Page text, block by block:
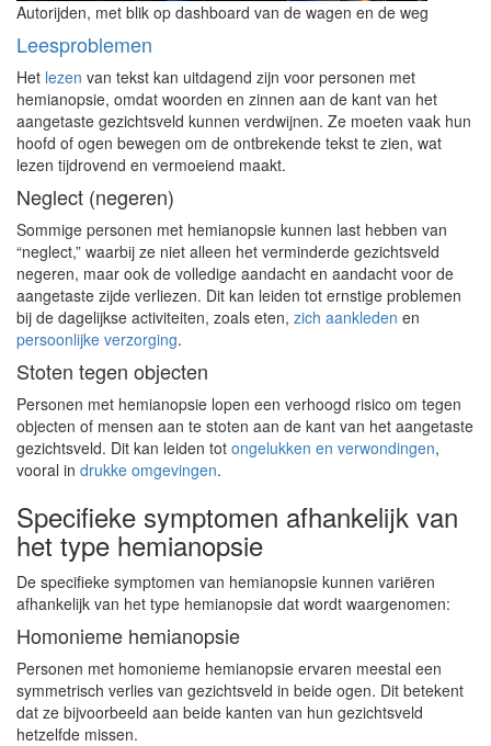
Autorijden, met blik op dashboard van de wagen en de weg
Leesproblemen
Het lezen van tekst kan uitdagend zijn voor personen met
hemianopsie, omdat woorden en zinnen aan de kant van het
aangetaste gezichtsveld kunnen verdwijnen. Ze moeten vaak hun
hoofd of ogen bewegen om de ontbrekende tekst te zien, wat
lezen tijdrovend en vermoeiend maakt.
Neglect (negeren)
Sommige personen met hemianopsie kunnen last hebben van
“neglect,” waarbij ze niet alleen het verminderde gezichtsveld
negeren, maar ook de volledige aandacht en aandacht voor de
aangetaste zijde verliezen. Dit kan leiden tot ernstige problemen
bij de dagelijkse activiteiten, zoals eten, zich aankleden en
persoonlijke verzorging.
Stoten tegen objecten
Personen met hemianopsie lopen een verhoogd risico om tegen
objecten of mensen aan te stoten aan de kant van het aangetaste
gezichtsveld. Dit kan leiden tot ongelukken en verwondingen,
vooral in drukke omgevingen.
Specifieke symptomen afhankelijk van
het type hemianopsie
De specifieke symptomen van hemianopsie kunnen variëren
afhankelijk van het type hemianopsie dat wordt waargenomen:
Homonieme hemianopsie
Personen met homonieme hemianopsie ervaren meestal een
symmetrisch verlies van gezichtsveld in beide ogen. Dit betekent
dat ze bijvoorbeeld aan beide kanten van hun gezichtsveld
hetzelfde missen.